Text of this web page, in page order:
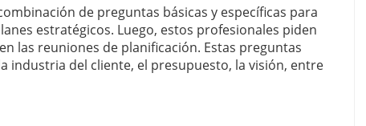
de preguntas básicas y específicas para
estratégicos. Luego, estos profesionales piden
las reuniones de planificación. Estas preguntas
industria del cliente, el presupuesto, la visión, entre